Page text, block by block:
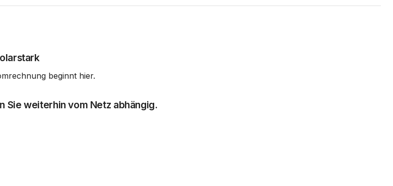
beginnt hier.
Sie weiterhin vom Netz abhängig.